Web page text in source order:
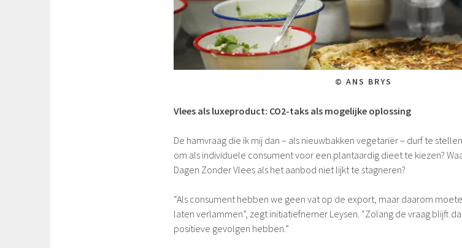
© ANS BRYS
Vlees als luxeproduct: CO2-taks als mogelijke oplossing
De hamvraag die ik mij dan – als nieuwbakken vegetariër – durf te
om als individuele consument voor een plantaardig dieet te kiezen?
Dagen Zonder Vlees als het aanbod niet lijkt te stagneren?
“Als consument hebben we geen vat op de export, maar daarom
laten verlammen”, zegt initiatiefnemer Leysen. “Zolang de vraag blijft
positieve gevolgen hebben.”